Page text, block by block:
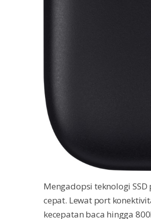
Mengadopsi teknologi
cepat. Lewat port
kecepatan baca hingga